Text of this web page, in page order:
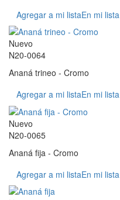
Agregar a mi listaEn mi lista
Nuevo
N20-0064
Ananá trineo - Cromo
Agregar a mi listaEn mi lista
Nuevo
N20-0065
Ananá fija - Cromo
Agregar a mi listaEn mi lista